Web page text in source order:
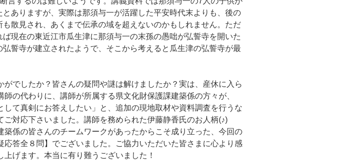
ありますが、実際は那須与一が活躍した平安時代末よりも、後の
散見され、あくまで伝承の域を超えないのかもしれません。ただ
ば現在の東近江市瓜生津に那須与一の末孫の愚咄が弘誓寺を開いた
誓寺が建立されたようで、そこから考えると瓜生津の弘誓寺が最
でしたか？皆さんの疑問や謎は解けましたか？実は、産休に入ら
師の代わりに、講師が所属する県文化財保護課建築係の方々が、
して真剣にお答えしたい」と、追加の現地取材や資料調査を行うな
ご対応下さいました。講師を務められた伊藤静香氏のお人柄(♪)
築係の皆さんのチームワークがあったからこそ成り立った、今回の
応答全８問】でございました。ご協力いただいた皆さまに心より感
上げます。本当に有り難うございました！